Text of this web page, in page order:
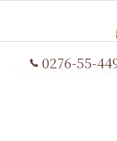
0276-55-
© 2026 群馬県太田の居酒